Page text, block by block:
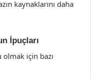
kaynaklarını daha
İpuçları
için bazı